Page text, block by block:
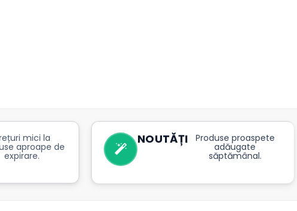
mici la
aproape de
expirare.
NOUTĂȚI Produse proaspete
adăugate
săptămânal.